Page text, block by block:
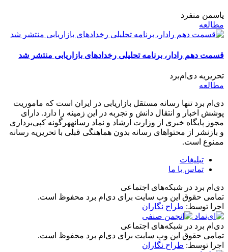
یاسمن منفرد
مطالعه
قسمت دهم رادار، برنامه تحلیلی رخدادهای بازاریابی منتشر شد
تحریریه دی‌ام‌برد
مطالعه
دی‌ام برد تنها رسانه مستقل بازاریابی در ایران است که ماموریت
پوشش اخبار و انتقال دانش و تجربه در این زمینه را دارد. دارای
مجوز پایگاه خبری از وزارت ارشاد و نماد رسانههرگونه کپی‌برداری
و بازنشر از محتواهای رسانه بدون هماهنگی قبلی با تحریریه رسانه
ممنوع است.
تبلیغات
تماس با ما
دی‌ام برد در شبکه‌های اجتماعی
تمامی حقوق این وب سایت برای دی‌ام برد محفوظ است.
اجرا توسط: طراح نگاران
دی‌ام برد در شبکه‌های اجتماعی
تمامی حقوق این وب سایت برای دی‌ام برد محفوظ است.
اجرا توسط: طراح نگاران